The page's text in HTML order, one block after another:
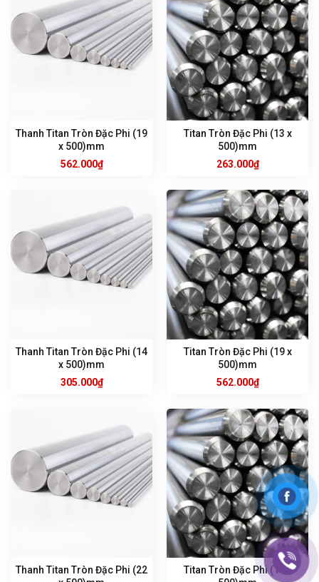
Thanh Titan Tròn Đặc Phi (19
x 500)mm
562.000₫
Titan Tròn Đặc Phi (13 x
500)mm
263.000₫
Thanh Titan Tròn Đặc Phi (14
x 500)mm
305.000₫
Titan Tròn Đặc Phi (19 x
500)mm
562.000₫
Thanh Titan Tròn Đặc Phi (22
Titan Tròn Đặc Phi (15 x